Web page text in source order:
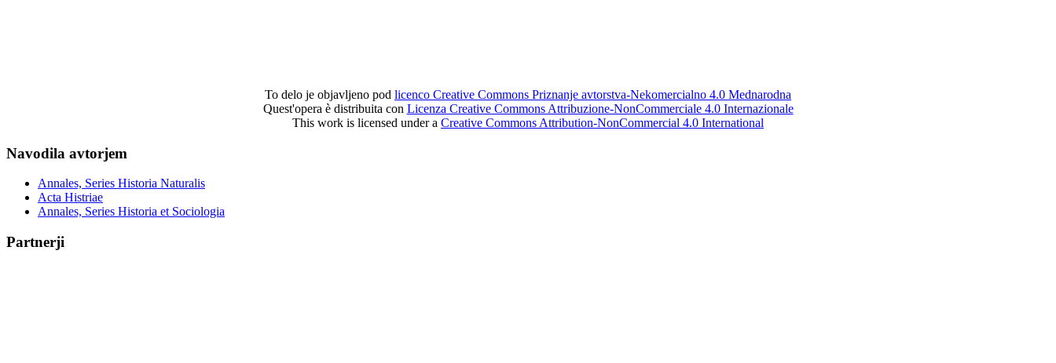
To delo je objavljeno pod licenco Creative Commons Priznanje avtorstva-Nekomercialno 4.0 Mednarodna
Quest'opera è distribuita con Licenza Creative Commons Attribuzione-NonCommerciale 4.0 Internazionale
This work is licensed under a Creative Commons Attribution-NonCommercial 4.0 International
Navodila avtorjem
Annales, Series Historia Naturalis
Acta Histriae
Annales, Series Historia et Sociologia
Partnerji